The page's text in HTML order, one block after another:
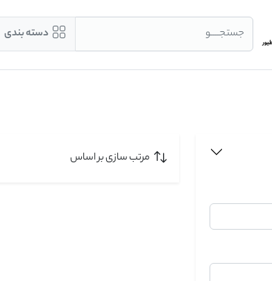
جستجــــو دسته بندی
مرتب سازی بر اساس